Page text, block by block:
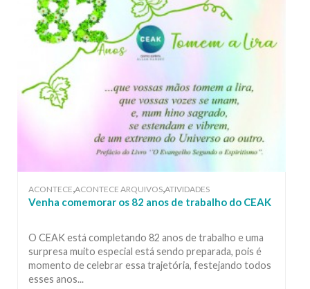
ACONTECE,ACONTECE ARQUIVOS,ATIVIDADES
Venha comemorar os 82 anos de trabalho do CEAK
O CEAK está completando 82 anos de trabalho e uma
surpresa muito especial está sendo preparada, pois é
momento de celebrar essa trajetória, festejando todos
esses anos...